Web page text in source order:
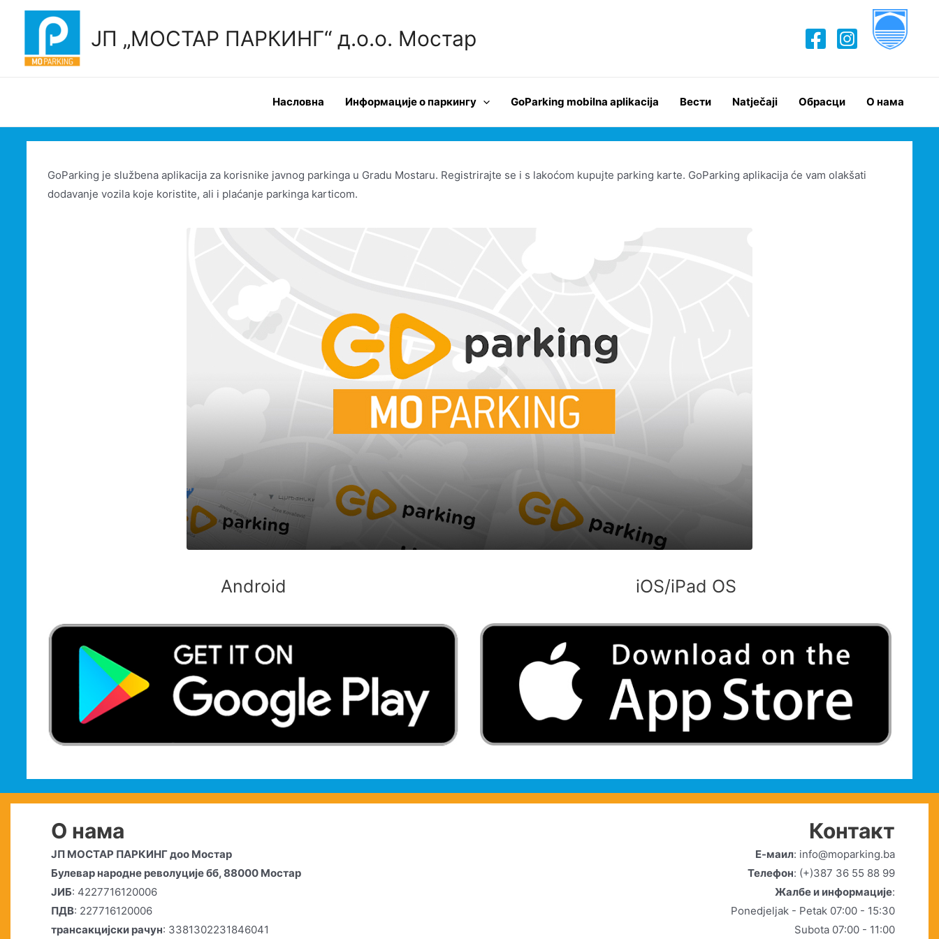
ЈП „МОСТАР ПАРКИНГ“ д.о.о. Мостар
Насловна Информације о паркингу GoParking mobilna aplikacija Вести Natječaji Обрасци О нама
GoParking je službena aplikacija za korisnike javnog parkinga u Gradu Mostaru. Registrirajte se i s lakoćom kupujte parking karte. GoParking aplikacija će vam olakšati
dodavanje vozila koje koristite, ali i plaćanje parkinga karticom.
Android iOS/iPad OS
О нама
ЈП МОСТАР ПАРКИНГ доо Мостар
Булевар народне револуције бб, 88000 Мостар
ЈИБ: 4227716120006
ПДВ: 227716120006
трансакцијски рачун: 3381302231846041
Контакт
Е-маил: info@moparking.ba
Телефон: (+)387 36 55 88 99
Жалбе и информације:
Ponedjeljak - Petak 07:00 - 15:30
Subota 07:00 - 11:00